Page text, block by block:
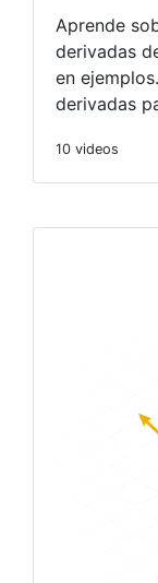
Aprende
derivadas
en
derivadas
10 videos